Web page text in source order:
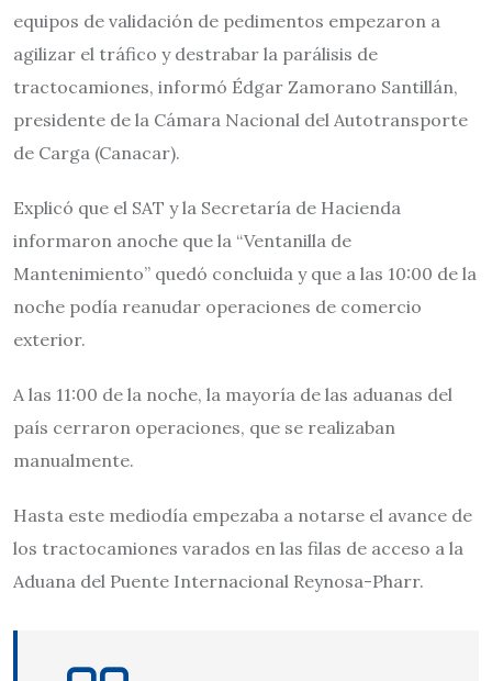
equipos de validación de pedimentos empezaron a
agilizar el tráfico y destrabar la parálisis de
tractocamiones, informó Édgar Zamorano Santillán,
presidente de la Cámara Nacional del Autotransporte
de Carga (Canacar).
Explicó que el SAT y la Secretaría de Hacienda
informaron anoche que la “Ventanilla de
Mantenimiento” quedó concluida y que a las 10:00 de la
noche podía reanudar operaciones de comercio
exterior.
A las 11:00 de la noche, la mayoría de las aduanas del
país cerraron operaciones, que se realizaban
manualmente.
Hasta este mediodía empezaba a notarse el avance de
los tractocamiones varados en las filas de acceso a la
Aduana del Puente Internacional Reynosa-Pharr.